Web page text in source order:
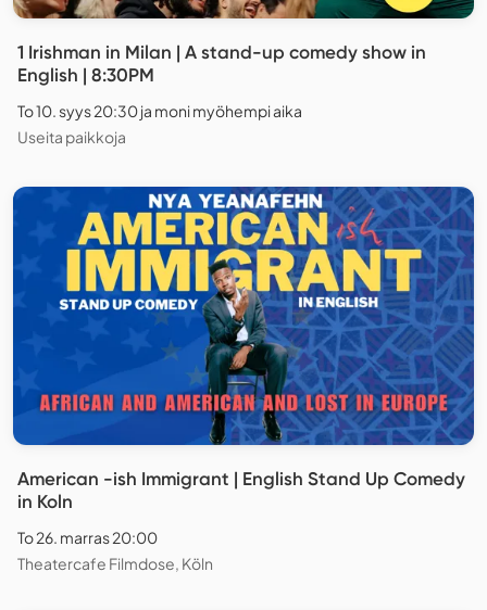
1 Irishman in Milan | A stand-up comedy show in
English | 8:30PM
To 10. syys 20:30 ja moni myöhempi aika
Useita paikkoja
American -ish Immigrant | English Stand Up Comedy
in Koln
To 26. marras 20:00
Theatercafe Filmdose, Köln